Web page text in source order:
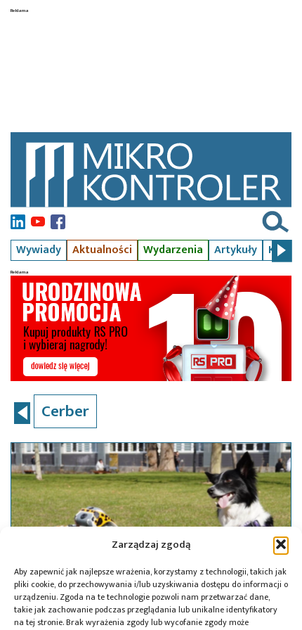
Zarządzaj zgodą
Aby zapewnić jak najlepsze wrażenia, korzystamy z technologii, takich jak
pliki cookie, do przechowywania i/lub uzyskiwania dostępu do informacji o
urządzeniu. Zgoda na te technologie pozwoli nam przetwarzać dane,
takie jak zachowanie podczas przeglądania lub unikalne identyfikatory
na tej stronie. Brak wyrażenia zgody lub wycofanie zgody może
Wywiady Aktualności Wydarzenia Artykuły Kursy
Cerber